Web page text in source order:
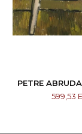
PETRE
599,53